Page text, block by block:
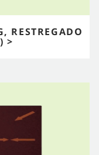
RESTREGADO
>